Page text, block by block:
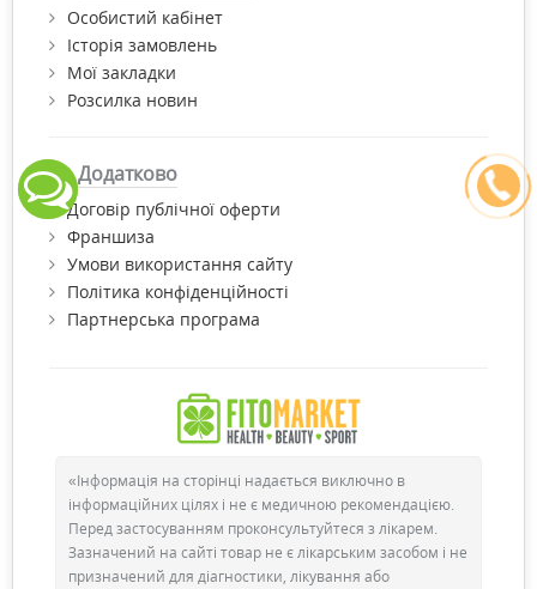
Особистий кабінет
Історія замовлень
Мої закладки
Розсилка новин
Додатково
Договір публічної оферти
Франшиза
Умови використання сайту
Політика конфіденційності
Партнерська програма
«Інформація на сторінці надається виключно в
інформаційних цілях і не є медичною рекомендацією.
Перед застосуванням проконсультуйтеся з лікарем.
Зазначений на сайті товар не є лікарським засобом і не
призначений для діагностики, лікування або